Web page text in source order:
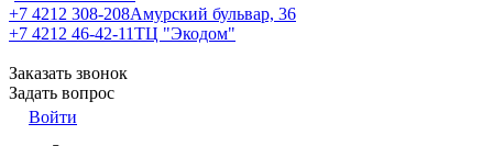
+7 4212 308-208Амурский бульвар, 36
+7 4212 46-42-11ТЦ "Экодом"
Заказать звонок
Задать вопрос
Войти